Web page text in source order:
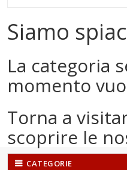
Siamo
La categoria
momento
Torna a
scoprire le
CATEGORIE